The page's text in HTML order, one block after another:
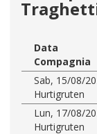
Data
Compagnia
Sab, 15/08/
Hurtigruten
Lun, 17/08/
Hurtigruten